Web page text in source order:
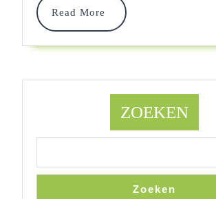
Read More
Read
More
ZOEKEN
Zoeken